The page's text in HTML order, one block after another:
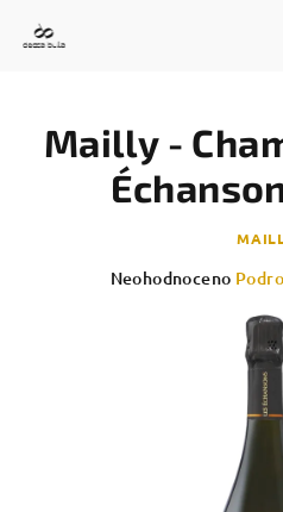
Mailly -
Průměrné
Neohodnoceno